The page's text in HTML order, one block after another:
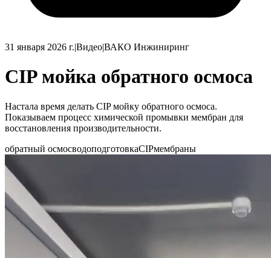
31 января 2026 г.|Видео|ВАКО Инжиниринг
CIP мойка обратного осмоса
Настала время делать CIP мойку обратного осмоса.
Показываем процесс химической промывки мембран для
восстановления производительности.
обратный осмосводоподготовкаCIPмембраны